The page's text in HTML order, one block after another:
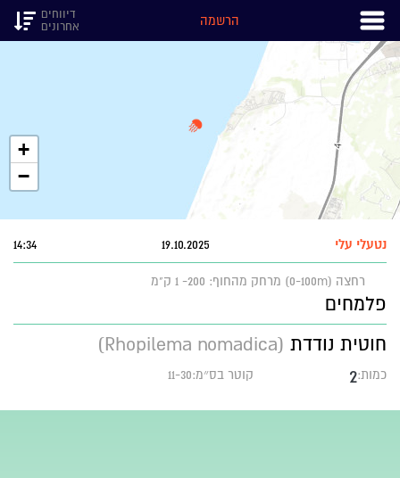
הרשמה
דיווחים
אחרונים
+
−
נטעלי עלי 19.10.2025
14:34
רחצה (0-100m) מרחק מהחוף: 200- 1 ק"מ
פלמחים
חוטית נודדת (Rhopilema nomadica)
כמות:2 קוטר בס״מ:11-30